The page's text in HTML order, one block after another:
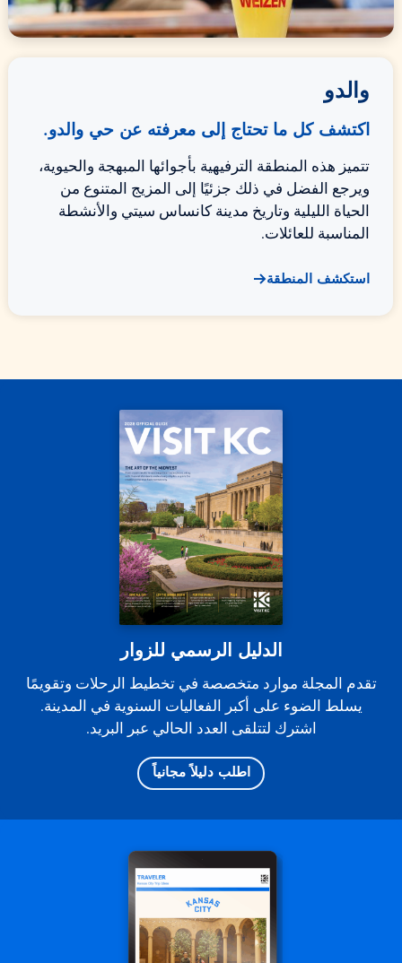
والدو
اكتشف كل ما تحتاج إلى معرفته عن حي والدو.
تتميز هذه المنطقة الترفيهية بأجوائها المبهجة والحيوية،
ويرجع الفضل في ذلك جزئيًا إلى المزيج المتنوع من
الحياة الليلية وتاريخ مدينة كانساس سيتي والأنشطة
المناسبة للعائلات.
استكشف المنطقة
الدليل الرسمي للزوار
تقدم المجلة موارد متخصصة في تخطيط الرحلات وتقويمًا
يسلط الضوء على أكبر الفعاليات السنوية في المدينة.
اشترك لتتلقى العدد الحالي عبر البريد.
اطلب دليلاً مجانياً